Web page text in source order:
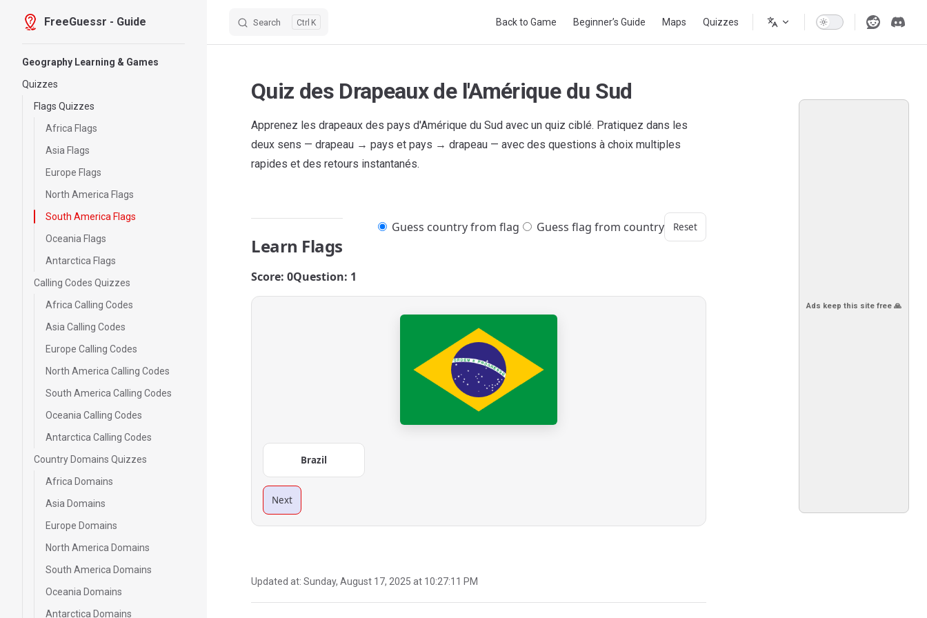
Skip to content
FreeGuessr - Guide Search K Back to Game Beginner’s Guide Maps Quizzes
Geography Learning & Games
Quizzes
Flags Quizzes
Africa Flags
Asia Flags
Europe Flags
North America Flags
South America Flags
Oceania Flags
Antarctica Flags
Calling Codes Quizzes
Africa Calling Codes
Asia Calling Codes
Europe Calling Codes
North America Calling Codes
South America Calling Codes
Oceania Calling Codes
Antarctica Calling Codes
Country Domains Quizzes
Africa Domains
Asia Domains
Europe Domains
North America Domains
South America Domains
Oceania Domains
Antarctica Domains
Ads keep this site free 🙏
Quiz des Drapeaux de l'Amérique du Sud
Apprenez les drapeaux des pays d'Amérique du Sud avec un quiz ciblé. Pratiquez dans les
deux sens — drapeau → pays et pays → drapeau — avec des questions à choix multiples
rapides et des retours instantanés.
Learn Flags
Guess country from flag Guess flag from country Reset
Score: 0Question: 1
Brazil
Next
Updated at: Sunday, August 17, 2025 at 10:27:11 PM